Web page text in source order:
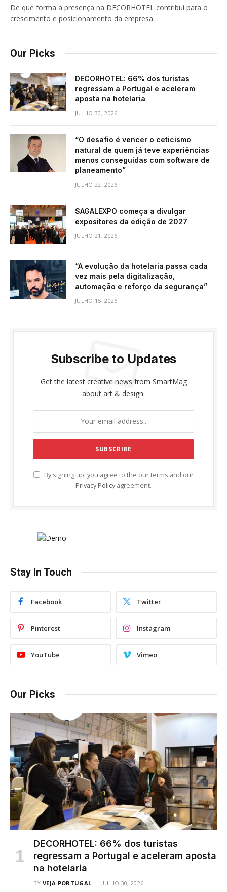
De que forma a presença na DECORHOTEL contribui para o
crescimento e posicionamento da empresa…
Our Picks
DECORHOTEL: 66% dos turistas
regressam a Portugal e aceleram
aposta na hotelaria
JULHO 30, 2026
“O desafio é vencer o ceticismo
natural de quem já teve experiências
menos conseguidas com software de
planeamento”
JULHO 22, 2026
SAGALEXPO começa a divulgar
expositores da edição de 2027
JULHO 21, 2026
“A evolução da hotelaria passa cada
vez mais pela digitalização,
automação e reforço da segurança”
JULHO 15, 2026
Subscribe to Updates
Get the latest creative news from SmartMag
about art & design.
By signing up, you agree to the our terms and our
Privacy Policy agreement.
Stay In Touch
Facebook Twitter
Pinterest Instagram
YouTube Vimeo
Our Picks
DECORHOTEL: 66% dos turistas
regressam a Portugal e aceleram aposta
na hotelaria
BY VEJA PORTUGAL JULHO 30, 2026